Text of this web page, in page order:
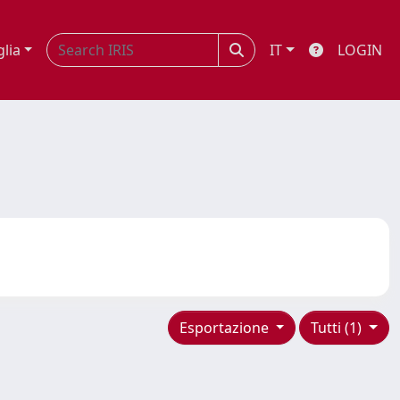
IT LOGIN
Tutti (1)
Esportazione